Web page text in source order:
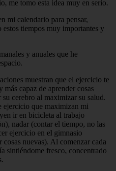
me tomo esta idea muy en serio.
mi calendario para pensar,
tiempos muy importantes y
y anuales que he
muestran que el ejercicio te
más capaz de aprender cosas
cerebro al maximizar su salud.
ejercicio que maximizan mi
ir en bicicleta al trabajo
nadar (contar el tiempo, no las
ejercicio en el gimnasio
cosas nuevas). Al comenzar cada
sintiéndome fresco, concentrado